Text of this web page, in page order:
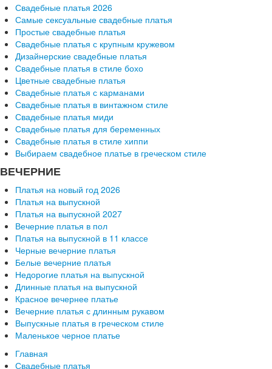
Свадебные платья 2026
Самые сексуальные свадебные платья
Простые свадебные платья
Свадебные платья с крупным кружевом
Дизайнерские свадебные платья
Свадебные платья в стиле бохо
Цветные свадебные платья
Свадебные платья с карманами
Свадебные платья в винтажном стиле
Свадебные платья миди
Свадебные платья для беременных
Свадебные платья в стиле хиппи
Выбираем свадебное платье в греческом стиле
ВЕЧЕРНИЕ
Платья на новый год 2026
Платья на выпускной
Платья на выпускной 2027
Вечерние платья в пол
Платья на выпускной в 11 классе
Черные вечерние платья
Белые вечерние платья
Недорогие платья на выпускной
Длинные платья на выпускной
Красное вечернее платье
Вечерние платья с длинным рукавом
Выпускные платья в греческом стиле
Маленькое черное платье
Главная
Свадебные платья